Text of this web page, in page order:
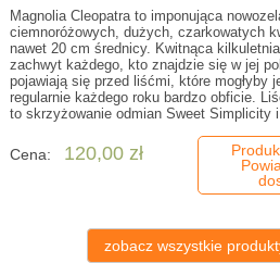
Magnolia Cleopatra to imponująca
ciemnoróżowych, dużych, czarkowatych
nawet 20 cm średnicy. Kwitnąca
zachwyt każdego, kto znajdzie się w jej
pojawiają się przed liśćmi, które mogłyby
regularnie każdego roku bardzo obficie.
to skrzyżowanie odmian Sweet Simplicity
Cena: 120,00 zł
zobacz wszystkie